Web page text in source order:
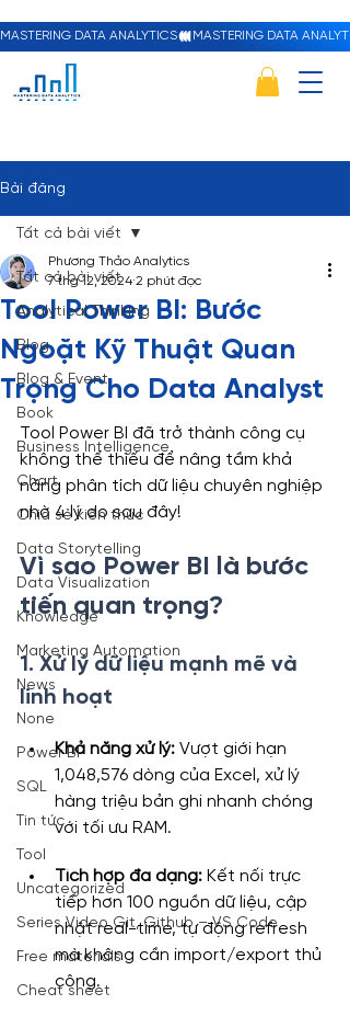
MASTERING DATA ANALYTICS
Bài đăng
Tất cả bài viết
Analytical Thinking
Blog
Blog & Event
Book
Business Intelligence
Chart
Chia sẻ kiến thức
Data Storytelling
Data Visualization
Knowledge
Marketing Automation
News
None
Power BI
SQL
Tin tức
Tool
Uncategorized
Series Video Git, Github – VS Code
Free materials
Cheat sheet
Tất cả bài viết
Tool Power BI: Bước
Ngoặt Kỹ Thuật Quan
Trọng Cho Data Analyst
Phương Thảo Analytics
7 thg 12, 2024 2 phút đọc
Tool Power BI đã trở thành công cụ
không thể thiếu để nâng tầm khả
năng phân tích dữ liệu chuyên nghiệp
nhờ 4 lý do sau đây!
Vì sao Power BI là bước
tiến quan trọng?
1. Xử lý dữ liệu mạnh mẽ và
linh hoạt
Khả năng xử lý: Vượt giới hạn
1,048,576 dòng của Excel, xử lý
hàng triệu bản ghi nhanh chóng
với tối ưu RAM.
Tích hợp đa dạng: Kết nối trực
tiếp hơn 100 nguồn dữ liệu, cập
nhật real-time, tự động refresh
mà không cần import/export thủ
công.